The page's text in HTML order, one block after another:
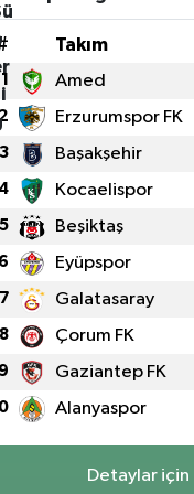
Takım
1 Amed
Erzurumspor FK
3 Başakşehir
Kocaelispor
5 Beşiktaş
Eyüpspor
7 Galatasaray
8 Çorum FK
Gaziantep FK
Alanyaspor
Detaylar için